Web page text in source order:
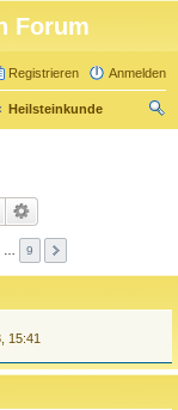
Forum
Anmelden
Registrieren
Heilsteinkunde
9
15:41